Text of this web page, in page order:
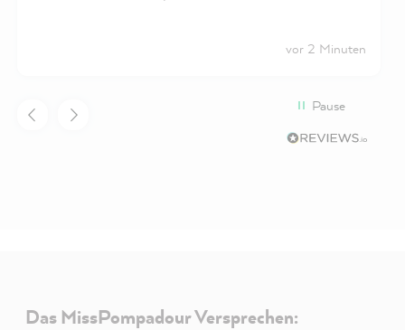
vor 2 Minuten
Pause
Das MissPompadour Versprechen: